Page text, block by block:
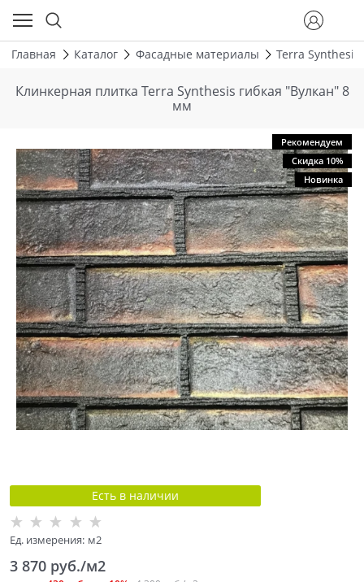
Главная Каталог Фасадные материалы Terra Synthesis
Клинкерная плитка Terra Synthesis гибкая "Вулкан" 8
мм
Рекомендуем
Скидка 10%
Новинка
Есть в наличии
Ед. измерения: м2
3 870 руб./м2